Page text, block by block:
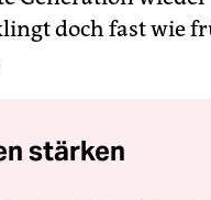
doch fast wie
stärken